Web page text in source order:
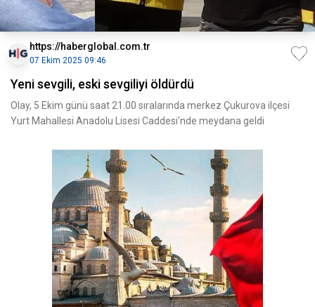
https://haberglobal.com.tr
07 Ekim 2025 09:46
Yeni sevgili, eski sevgiliyi öldürdü
Olay, 5 Ekim günü saat 21.00 sıralarında merkez Çukurova ilçesi
Yurt Mahallesi Anadolu Lisesi Caddesi'nde meydana geldi